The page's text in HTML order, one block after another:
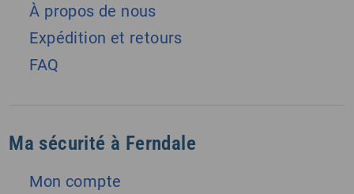
À propos de nous
Expédition et retours
FAQ
Ma sécurité à Ferndale
Mon compte